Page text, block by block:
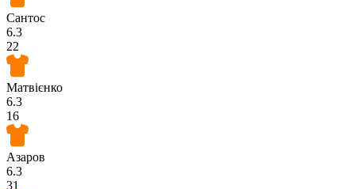
Сантос
6.3
22
Матвієнко
6.3
16
Азаров
6.3
31